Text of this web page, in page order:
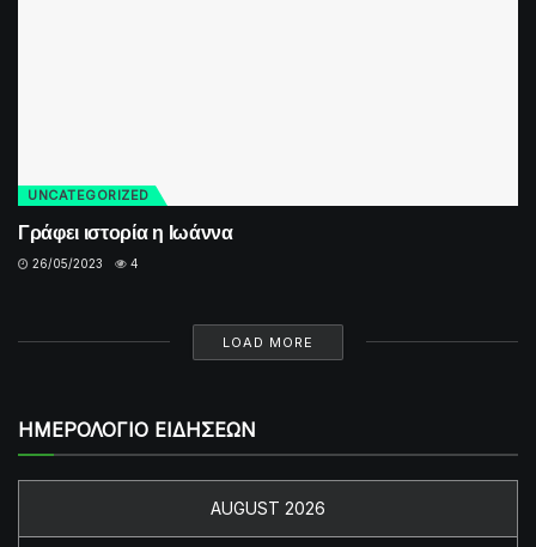
UNCATEGORIZED
Γράφει ιστορία η Ιωάννα
26/05/2023 4
LOAD MORE
ΗΜΕΡΟΛΟΓΙΟ ΕΙΔΗΣΕΩΝ
AUGUST 2026